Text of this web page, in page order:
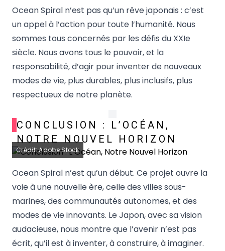
Ocean Spiral n’est pas qu’un rêve japonais : c’est
un appel à l’action pour toute l’humanité. Nous
sommes tous concernés par les défis du XXIe
siècle. Nous avons tous le pouvoir, et la
responsabilité, d’agir pour inventer de nouveaux
modes de vie, plus durables, plus inclusifs, plus
respectueux de notre planète.
CONCLUSION : L’OCÉAN,
NOTRE NOUVEL HORIZON
Crédit: Adobe Stock
Ocean Spiral n’est qu’un début. Ce projet ouvre la
voie à une nouvelle ère, celle des villes sous-
marines, des communautés autonomes, et des
modes de vie innovants. Le Japon, avec sa vision
audacieuse, nous montre que l’avenir n’est pas
écrit, qu’il est à inventer, à construire, à imaginer.